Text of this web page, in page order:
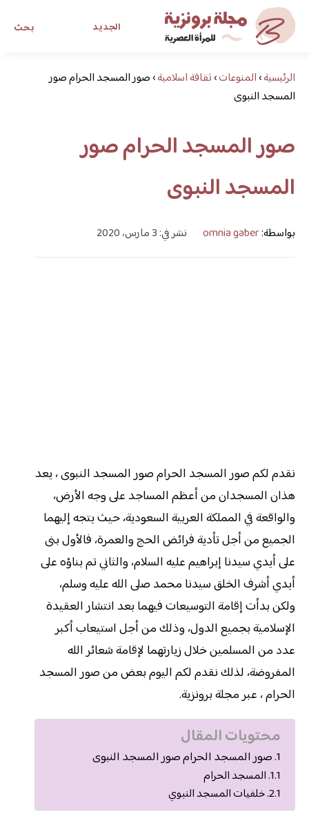
بحث الجديد
مجلة برونزية للفتاة العصريةالرئيسية›المنوعات›ثقافة اسلامية›صور المسجد الحرام صور
المسجد النبوى
صور المسجد الحرام صور
المسجد النبوى
بواسطة:omnia gaber نشر في: 3 مارس، 2020
نقدم لكم صور المسجد الحرام صور المسجد النبوى ، يعد
هذان المسجدان من أعظم المساجد على وجه الأرض،
والواقعة في المملكة العربية السعودية، حيث يتجه إليهما
الجميع من أجل تأدية فرائض الحج والعمرة، فالأول بنى
على أيدي سيدنا إبراهيم عليه السلام، والثاني تم بناؤه على
أيدي أشرف الخلق سيدنا محمد صلى الله عليه وسلم،
ولكن بدأت إقامة التوسيعات فيهما بعد انتشار العقيدة
الإسلامية بجميع الدول، وذلك من أجل استيعاب أكبر
عدد من المسلمين خلال زيارتهما لإقامة شعائر الله
المفروضة، لذلك نقدم لكم اليوم بعض من صور المسجد
الحرام ، عبر مجلة برونزية.
محتويات المقال
صور المسجد الحرام صور المسجد النبوى
المسجد الحرام
خلفيات المسجد النبوي